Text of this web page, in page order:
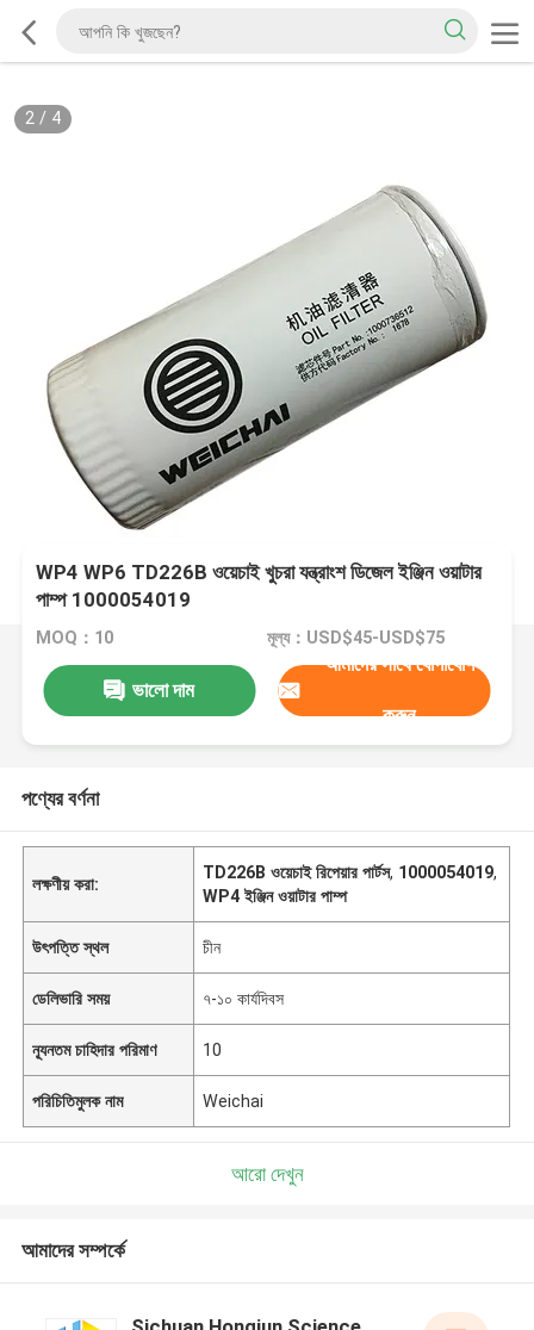
2/ 4
WP4 WP6 TD226B ওয়েচাই খুচরা যন্ত্রাংশ ডিজেল ইঞ্জিন ওয়াটার
পাম্প 1000054019
MOQ：10 মূল্য：USD$45-USD$75
ভালো দাম
আমাদের সাথে যোগাযোগ
করুন
পণ্যের বর্ণনা
লক্ষণীয় করা:
TD226B ওয়েচাই রিপেয়ার পার্টস, 1000054019,
WP4 ইঞ্জিন ওয়াটার পাম্প
উৎপত্তি স্থল চীন
ডেলিভারি সময় ৭-১০ কার্যদিবস
ন্যূনতম চাহিদার পরিমাণ 10
পরিচিতিমুলক নাম Weichai
আরো দেখুন
আমাদের সম্পর্কে